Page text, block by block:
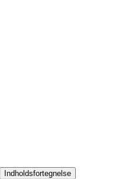
Indholdsfortegnelse